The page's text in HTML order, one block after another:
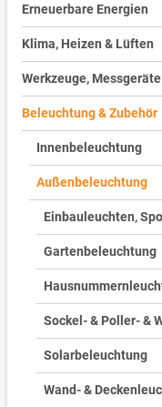
Erneuerbare Energien
Klima, Heizen & Lüften
Werkzeuge, Messgeräte
Beleuchtung & Zubehör
Innenbeleuchtung
Außenbeleuchtung
Einbauleuchten,
Gartenbeleuchtung
Sockel- & Poller- &
Solarbeleuchtung
Wand- &